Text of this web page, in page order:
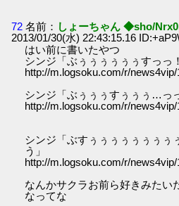
72 名前： しょーちゃん ◆sho/
2013/01/30(水) 22:43:15.16
はい前に書いたやつ
シンジ「ぶぅぅぅぅぅぅすっっ
http://m.logsoku.com/r/
シンジ「ぶぅぅぅすぅぅぅ…っ
http://m.logsoku.com/r/news4vip/
シンジ「ぶすぅぅぅぅぅぅぅ
う」
http://m.logsoku.com/r/news4vip/
なんかサクラお前ら好きみたい
なってな